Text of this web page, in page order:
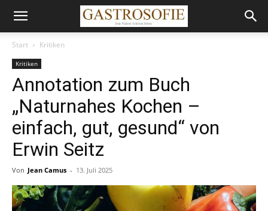
Start Kritiken
Kritiken
Annotation zum Buch
„Naturnahes Kochen –
einfach, gut, gesund“ von
Erwin Seitz
Von Jean Camus - 13. Juli 2025